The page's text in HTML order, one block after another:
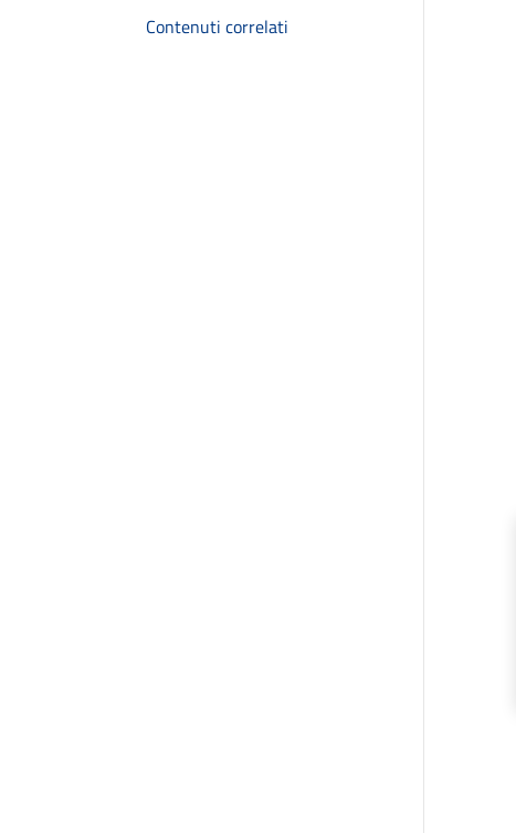
Contenuti correlati